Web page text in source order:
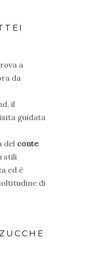
a
da
il
guidata
del conte
stili
ed è
di